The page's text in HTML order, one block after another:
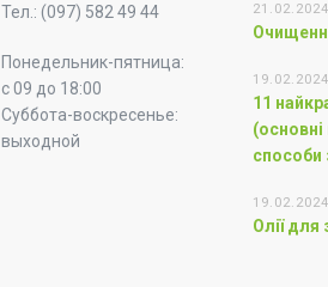
Тел.: (097) 582 49 44
Понедельник-пятница:
с 09 до 18:00
Суббота-воскресенье:
выходной
21.02.2024
19.02.2024
11
(основні
способи
19.02.2024
Олії для